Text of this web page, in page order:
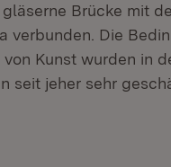
Brücke mit
verbunden. Die
von Kunst wurden in
seit jeher sehr